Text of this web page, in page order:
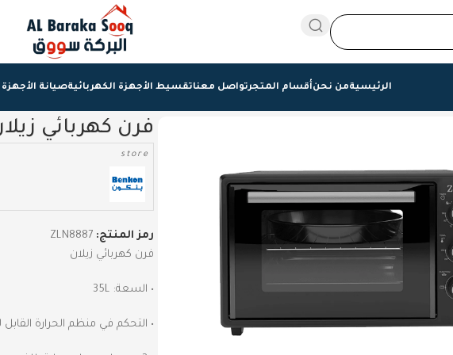
الرئيسيةمن نحنأقسام المتجرتواصل معناتقسيط الأجهزة الكهربائيةصيانة الأجهزة
فرن كهربائي
store
رمز المنتج: ZLN8887
فرن كهربائي زيلان
• السعة: 35L
• التحكم في منظم الحرارة القابل للتعديل